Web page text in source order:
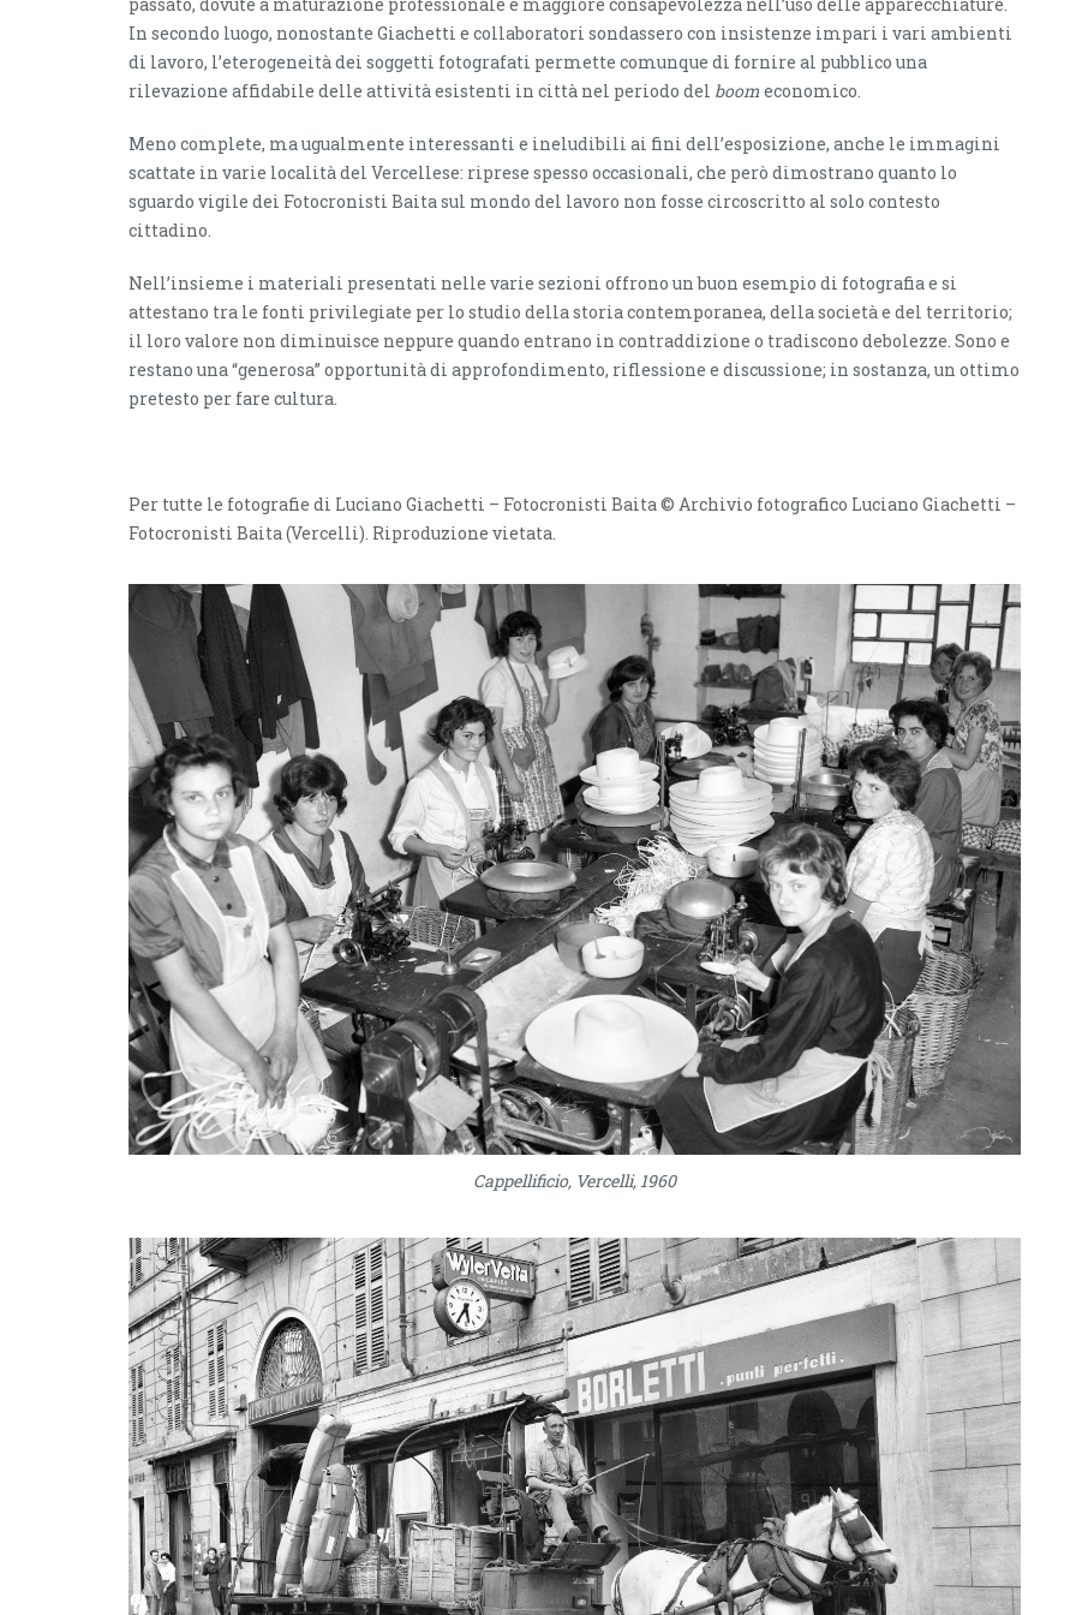
In secondo luogo, nonostante Giachetti e collaboratori sondassero con insistenze impari i vari ambienti
di lavoro, l’eterogeneità dei soggetti fotografati permette comunque di fornire al pubblico una
rilevazione affidabile delle attività esistenti in città nel periodo del boom economico.
Meno complete, ma ugualmente interessanti e ineludibili ai fini dell’esposizione, anche le immagini
scattate in varie località del Vercellese: riprese spesso occasionali, che però dimostrano quanto lo
sguardo vigile dei Fotocronisti Baita sul mondo del lavoro non fosse circoscritto al solo contesto
cittadino.
Nell’insieme i materiali presentati nelle varie sezioni offrono un buon esempio di fotografia e si
attestano tra le fonti privilegiate per lo studio della storia contemporanea, della società e del territorio;
il loro valore non diminuisce neppure quando entrano in contraddizione o tradiscono debolezze. Sono e
restano una “generosa” opportunità di approfondimento, riflessione e discussione; in sostanza, un ottimo
pretesto per fare cultura.
Per tutte le fotografie di Luciano Giachetti – Fotocronisti Baita © Archivio fotografico Luciano Giachetti –
Fotocronisti Baita (Vercelli). Riproduzione vietata.
Cappellificio, Vercelli, 1960